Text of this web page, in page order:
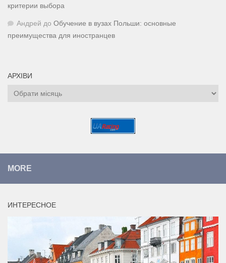
критерии выбора
Андрей до Обучение в вузах Польши: основные
преимущества для иностранцев
АРХІВИ
Архіви
MORE
ИНТЕРЕСНОЕ